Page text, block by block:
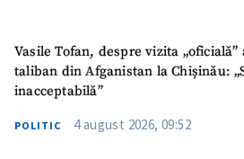
Vasile Tofan, despre vizita
taliban din Afganistan la Chișinău:
inacceptabilă”
POLITIC 4 august 2026, 09:52